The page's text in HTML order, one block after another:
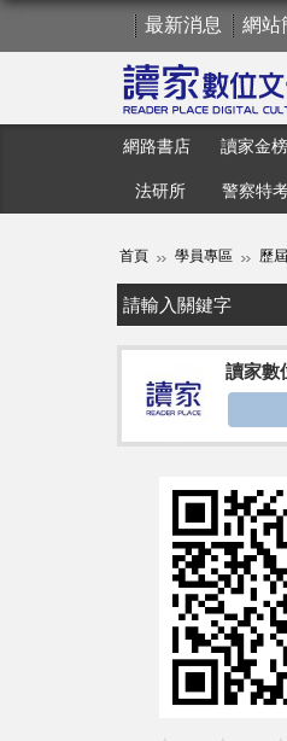
最新消息 網站
網路書店 讀家金榜
法研所 警察特
首頁 學員專區 歷
讀家數